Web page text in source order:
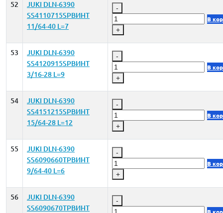
52
JUKI DLN-6390
SS4110715SPВИНТ
11/64-40 L=7
-
+
В
53
JUKI DLN-6390
SS4120915SPВИНТ
3/16-28 L=9
-
+
В
54
JUKI DLN-6390
SS4151215SPВИНТ
15/64-28 L=12
-
+
В
55
JUKI DLN-6390
SS6090660TPВИНТ
9/64-40 L=6
-
+
В
56
JUKI DLN-6390
SS6090670TPВИНТ
-